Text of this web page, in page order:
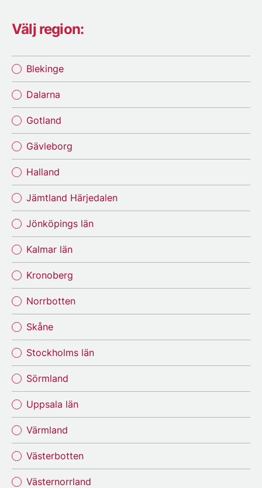
Välj region:
Blekinge
Dalarna
Gotland
Gävleborg
Halland
Jämtland Härjedalen
Jönköpings län
Kalmar län
Kronoberg
Norrbotten
Skåne
Stockholms län
Sörmland
Uppsala län
Värmland
Västerbotten
Västernorrland